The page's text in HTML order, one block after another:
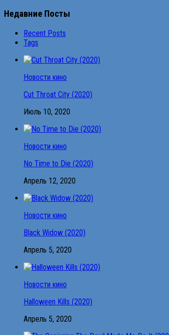
Недавние Посты
Recent Posts
Tags
Новости кино
Cut Throat City (2020)
Июль 10, 2020
Новости кино
No Time to Die (2020)
Апрель 12, 2020
Новости кино
Black Widow (2020)
Апрель 5, 2020
Новости кино
Halloween Kills (2020)
Апрель 5, 2020